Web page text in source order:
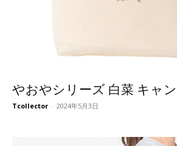
やおやシリーズ 白菜 キャ
Tcollector - 2024年5月3日